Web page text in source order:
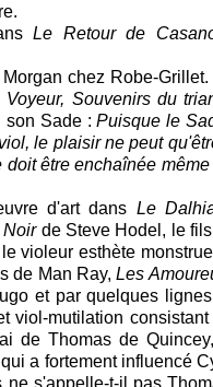
Le Retour de
chez Robe-Grillet.
Voyeur, Souvenirs du
son Sade : Puisque le
le plaisir ne peut
être enchaînée
d'art dans Le
Noir de Steve Hodel, le
violeur esthète
de Man Ray, Les
et par quelques lignes
viol-mutilation
de Thomas de Quincey,
a fortement influencé
ne s'appelle-t-il pas